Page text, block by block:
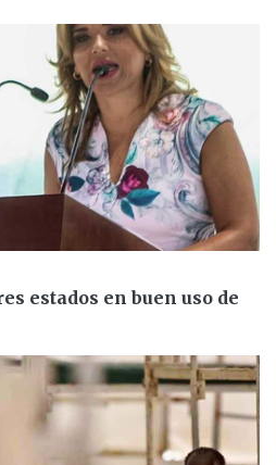
estados en buen uso de